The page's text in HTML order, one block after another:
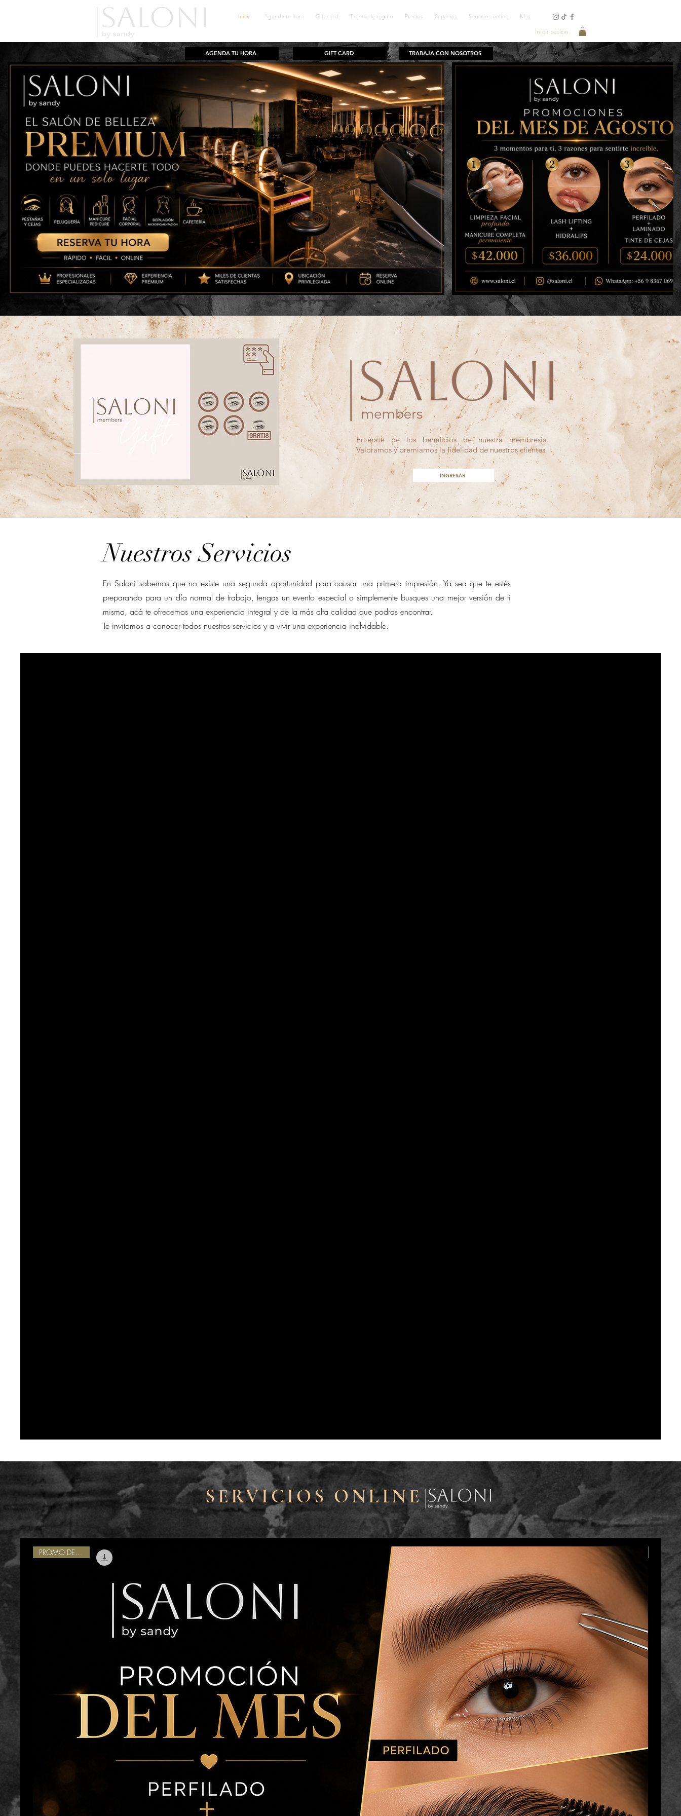
Inicio Agenda tu hora Gift card Tarjeta de regalo Precios Servicios Servicios online Mas
Inicir sesión
AGENDA TU HORA GIFT CARD TRABAJA CON NOSOTROS
Entérate de los beneficios de nuestra membresía.
Valoramos y premiamos la fidelidad de nuestros clientes.
INGRESAR
Nuestros Servicios
En Saloni sabemos que no existe una segunda oportunidad para causar una primera impresión. Ya sea que te estés
preparando para un día normal de trabajo, tengas un evento especial o simplemente busques una mejor versión de ti
misma, acá te ofrecemos una experiencia integral y de la más alta calidad que podras encontrar.
Te invitamos a conocer todos nuestros servicios y a vivir una experiencia inolvidable.
SERVICIOS ONLINE
PROMO DEL MES